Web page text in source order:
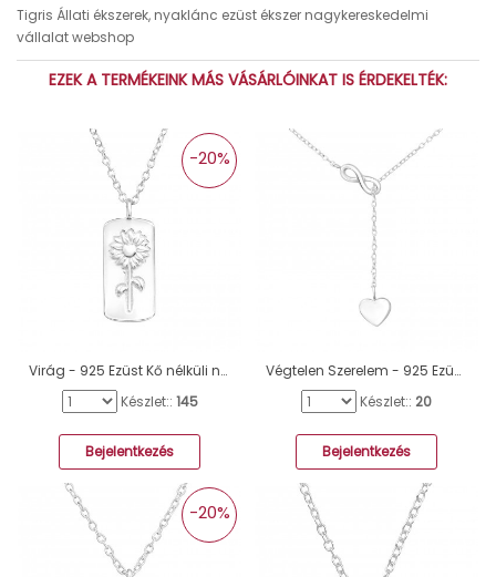
Tigris Állati ékszerek, nyaklánc ezüst ékszer nagykereskedelmi
vállalat webshop
EZEK A TERMÉKEINK MÁS VÁSÁRLÓINKAT IS ÉRDEKELTÉK:
Virág - 925 Ezüst Kő nélküli nyakláncok A4S44195
-20%
Készlet:: 145
Bejelentkezés
Végtelen Szerelem - 925 Ezüst Kő nélküli nyakláncok A4S32207
Készlet:: 20
Bejelentkezés
-20%